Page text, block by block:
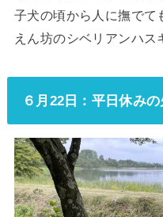
子犬の頃から人に撫でて
えん坊のシベリアンハス
６月22日：平日休みの